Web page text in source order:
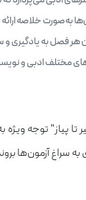
به‌صورت خلاصه
هر فصل به
مختلف ادبی و
تا پیاز"
سراغ آزمون‌ها